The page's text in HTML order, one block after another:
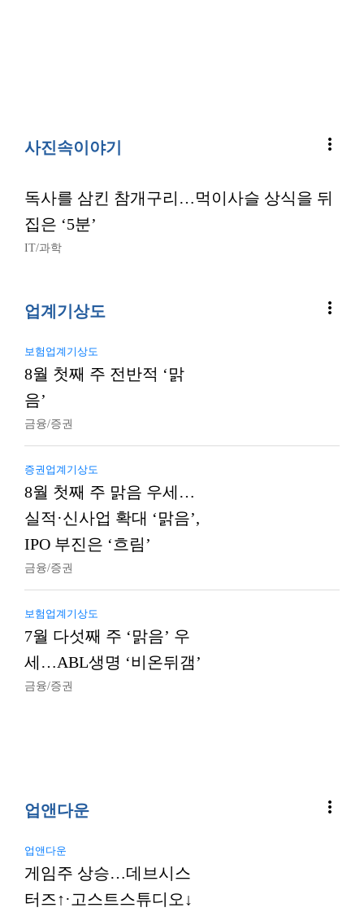
사진속이야기 more_vert
독사를 삼킨 참개구리…먹이사슬 상식을 뒤
집은 ‘5분’
IT/과학
업계기상도 more_vert
보험업계기상도
8월 첫째 주 전반적 ‘맑
음’
금융/증권
증권업계기상도
8월 첫째 주 맑음 우세…
실적·신사업 확대 ‘맑음’,
IPO 부진은 ‘흐림’
금융/증권
보험업계기상도
7월 다섯째 주 ‘맑음’ 우
세…ABL생명 ‘비온뒤갬’
금융/증권
업앤다운 more_vert
업앤다운
게임주 상승…데브시스
터즈↑·고스트스튜디오↓